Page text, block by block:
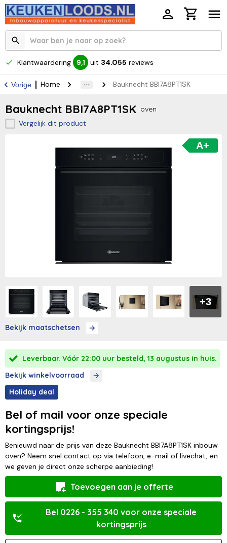
Klantwaardering 9,1 uit 34.055 reviews
Vorige Home Bauknecht BBI7A8PT1SK
Bauknecht BBI7A8PT1SK oven
Vergelijk dit product
+3
A+
Bekijk maatschetsen
Leverbaar. Vóór 22:00 uur besteld, 13 augustus in huis.
Bekijk winkelvoorraad
Holiday deal
Bel of mail voor onze speciale
kortingsprijs!
Benieuwd naar de prijs van deze Bauknecht BBI7A8PT1SK inbouw
oven? Neem snel contact op via telefoon, e-mail of livechat, en
we geven je direct onze scherpe aanbieding!
Toevoegen aan je offerte
Bel 0226 - 355 340 voor onze speciale
kortingsprijs